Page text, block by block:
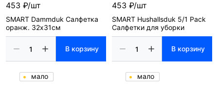
453 ₽/шт
SMART Dammduk Салфетка
оранж. 32х31см
В корзину
мало
453 ₽/шт
SMART Hushallsduk 5/1 Pack
Салфетки для уборки
В корзину
мало